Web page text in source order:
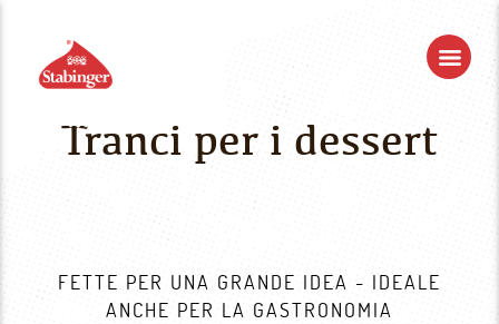
Tranci per i dessert
FETTE PER UNA GRANDE IDEA - IDEALE
ANCHE PER LA GASTRONOMIA